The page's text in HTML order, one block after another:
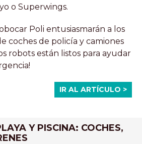
o Superwings.
Poli entusiasmarán a los
coches de policía y camiones
robots están listos para ayudar
IR AL ARTÍCULO >
Y PISCINA: COCHES,